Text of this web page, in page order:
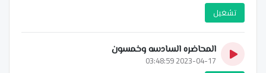
تشغيل
المحاضره السادسه وخمسون
2023-04-17 03:48:59